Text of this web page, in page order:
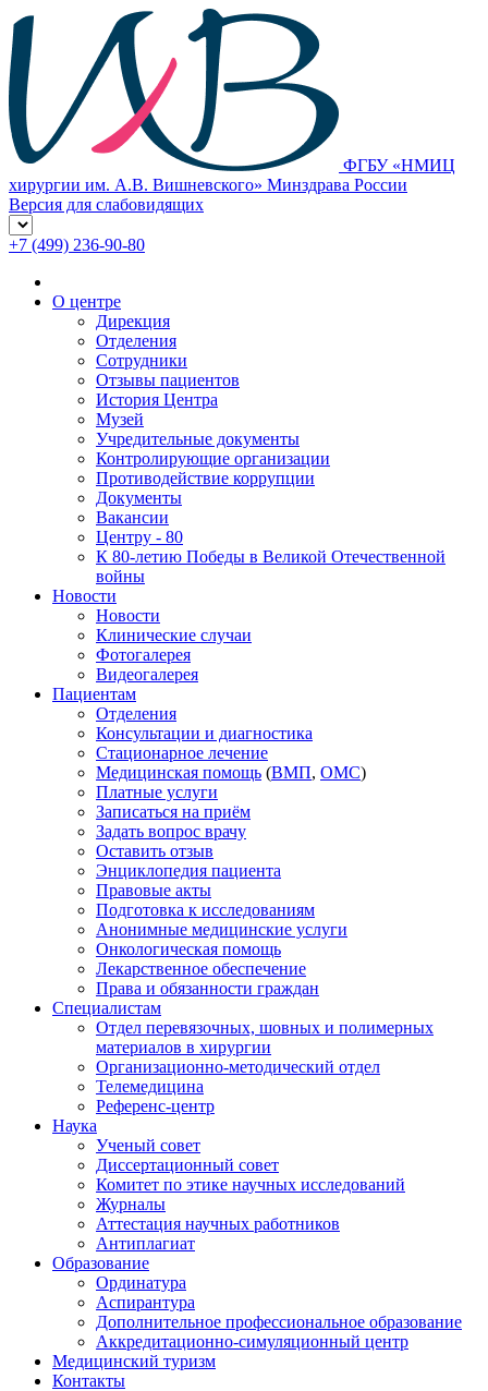
ФГБУ «НМИЦ
хирургии им. А.В. Вишневского» Минздрава России
Версия для слабовидящих
+7 (499) 236-90-80
О центре
Дирекция
Отделения
Сотрудники
Отзывы пациентов
История Центра
Музей
Учредительные документы
Контролирующие организации
Противодействие коррупции
Документы
Вакансии
Центру - 80
К 80-летию Победы в Великой Отечественной
войны
Новости
Новости
Клинические случаи
Фотогалерея
Видеогалерея
Пациентам
Отделения
Консультации и диагностика
Стационарное лечение
Медицинская помощь (ВМП, ОМС)
Платные услуги
Записаться на приём
Задать вопрос врачу
Оставить отзыв
Энциклопедия пациента
Правовые акты
Подготовка к исследованиям
Анонимные медицинские услуги
Онкологическая помощь
Лекарственное обеспечение
Права и обязанности граждан
Специалистам
Отдел перевязочных, шовных и полимерных
материалов в хирургии
Организационно-методический отдел
Телемедицина
Референс-центр
Наука
Ученый совет
Диссертационный совет
Комитет по этике научных исследований
Журналы
Аттестация научных работников
Антиплагиат
Образование
Ординатура
Аспирантура
Дополнительное профессиональное образование
Аккредитационно-симуляционный центр
Медицинский туризм
Контакты